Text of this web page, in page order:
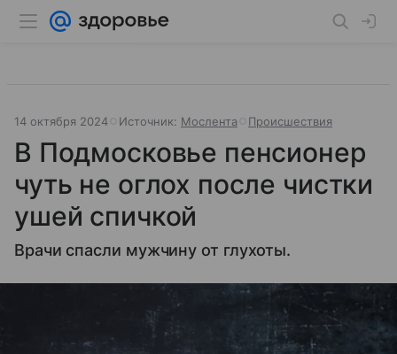
14 октября 2024 Источник: Мослента Происшествия
В Подмосковье пенсионер
чуть не оглох после чистки
ушей спичкой
Врачи спасли мужчину от глухоты.